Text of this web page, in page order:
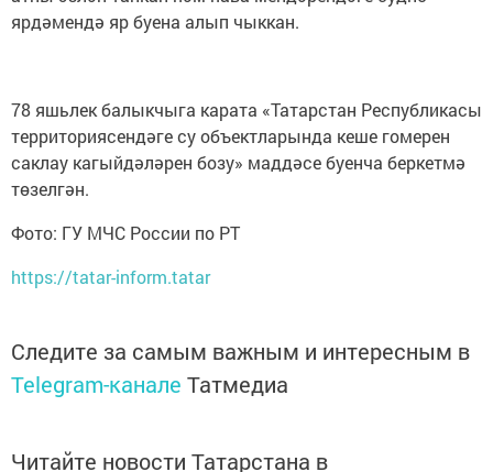
ярдәмендә яр буена алып чыккан.
78 яшьлек балыкчыга карата «Татарстан Республикасы
территориясендәге су объектларында кеше гомерен
саклау кагыйдәләрен бозу» маддәсе буенча беркетмә
төзелгән.
Фото: ГУ МЧС России по РТ
https://tatar-inform.tatar
Следите за самым важным и интересным в
Telegram-канале Татмедиа
Читайте новости Татарстана в